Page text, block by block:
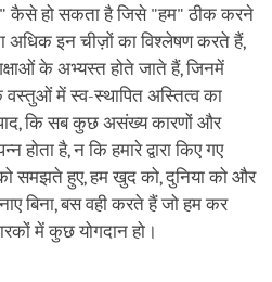
कैसे हो सकता है जिसे "हम" ठीक करने
अधिक इन चीज़ों का विश्लेषण करते हैं,
के अभ्यस्त होते जाते हैं, जिनमें
वस्तुओं में स्व-स्थापित अस्तित्व का
कि सब कुछ असंख्य कारणों और
होता है, न कि हमारे द्वारा किए गए
समझते हुए, हम खुद को, दुनिया को और
बिना, बस वही करते हैं जो हम कर
में कुछ योगदान हो।